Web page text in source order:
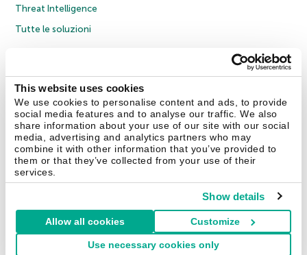
This website uses cookies
We use cookies to personalise content and ads, to provide
social media features and to analyse our traffic. We also
share information about your use of our site with our social
media, advertising and analytics partners who may
combine it with other information that you’ve provided to
them or that they’ve collected from your use of their
services.
Show details
Allow all cookies Customize
Use necessary cookies only
Threat Intelligence
Tutte le soluzioni
Informativa sulla privacy
Policy anticorruzione
Contratto di licenza B2C
Cookies
Contatti Chi siamo Partner Blog Centro risorse Comunicati stampa
Securelist Eugene Personal Blog Encyclopedia
Italia & Svizzera